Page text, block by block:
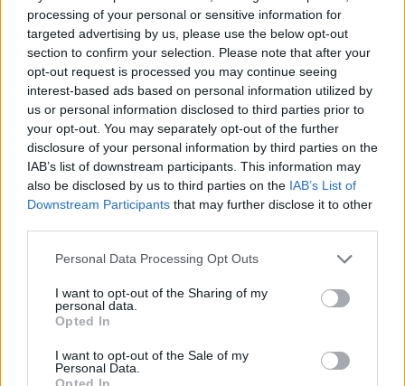
processing of your personal or sensitive information for
targeted advertising by us, please use the below opt-out
section to confirm your selection. Please note that after your
opt-out request is processed you may continue seeing
interest-based ads based on personal information utilized by
us or personal information disclosed to third parties prior to
your opt-out. You may separately opt-out of the further
disclosure of your personal information by third parties on the
IAB’s list of downstream participants. This information may
also be disclosed by us to third parties on the IAB’s List of
Downstream Participants that may further disclose it to other
Personal Data Processing Opt Outs
I want to opt-out of the Sharing of my
personal data.
Opted In
I want to opt-out of the Sale of my
Personal Data.
Opted In
Jos twiitti ei näy laitteellasi voit katsoa senCarolina
Hurricanesin Twitter-tililtä.
Nähtäväksi jää, antaako Canadiens tähän minkäänlaista omaa
vastinetta. Pelillisesti Carolinalla tällä hetkellä varaa
kuittailuun on, sillä joukkue on voittanut kaikki kolme peliään,
siinä missä Montreal on hävinnyt kaikki neljä otteluaan
varsinaisella peliajalla.